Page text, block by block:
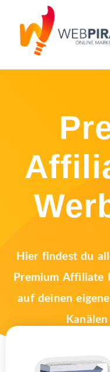
Hier findest du
Premium Affiliate
auf deinen